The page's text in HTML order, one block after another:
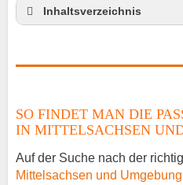
Inhaltsverzeichnis
Gitarrenunterricht
Musiklehrer
SO FINDET MAN DIE
IN MITTELSACHSEN
Auf der Suche nach der
Mittelsachsen und Umgebung